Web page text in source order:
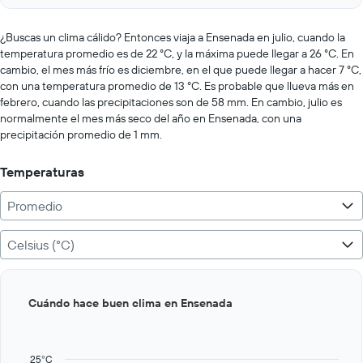
values.
Range:
0
to
300.
interactive
¿Buscas un clima cálido? Entonces viaja a Ensenada en julio, cuando la
temperatura promedio es de 22 °C, y la máxima puede llegar a 26 °C. En
cambio, el mes más frío es diciembre, en el que puede llegar a hacer 7 °C,
con una temperatura promedio de 13 °C. Es probable que llueva más en
febrero, cuando las precipitaciones son de 58 mm. En cambio, julio es
normalmente el mes más seco del año en Ensenada, con una
precipitación promedio de 1 mm.
Temperaturas
Promedio
Celsius (°C)
graphic.
25°C
Cuándo hace buen clima en Ensenada